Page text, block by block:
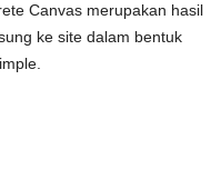
Canvas merupakan hasil
ke site dalam bentuk